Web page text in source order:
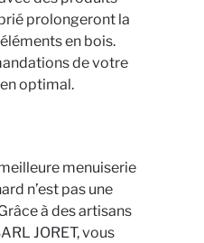
prolongeront la
en bois.
de votre
optimal.
menuiserie
n’est pas une
à des artisans
JORET, vous